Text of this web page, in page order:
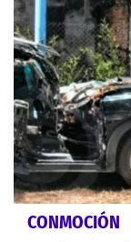
CONMOCIÓN